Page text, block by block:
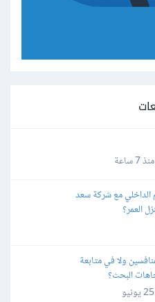
منذ 7 ساعة
الداخلي مع شركة سعد
العمر؟
ولا في متابعة
البحث؟
25 يونيو